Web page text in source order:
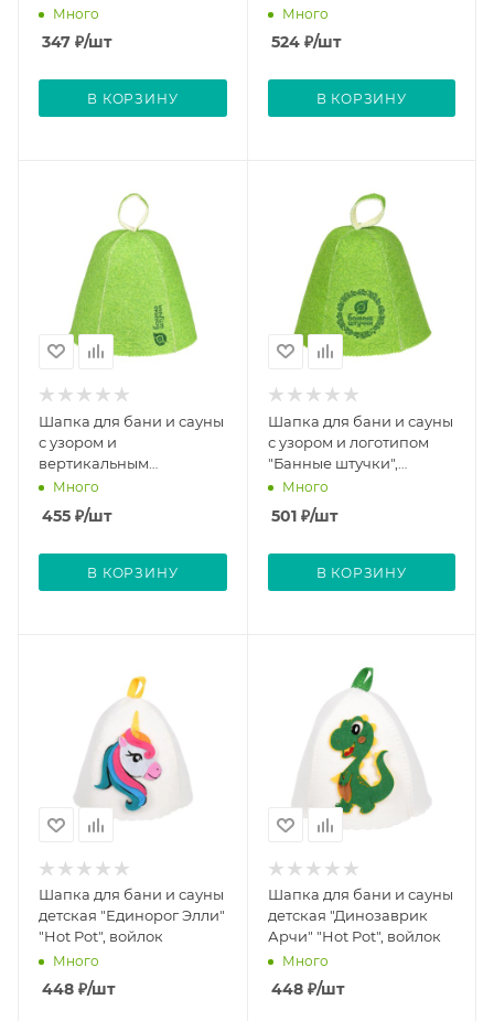
Много
347 ₽/шт
В КОРЗИНУ
шерсть
Много
524₽/шт
В КОРЗИНУ
Шапка для бани и сауны
с узором и
вертикальным
логотипом "Банные
штучки", войлок, 100%
шерсть
Много
455 ₽/шт
В КОРЗИНУ
Шапка для бани и сауны
с узором и логотипом
"Банные штучки",
войлок, 100% шерсть
Много
501₽/шт
В КОРЗИНУ
Шапка для бани и сауны
детская "Единорог Элли"
"Hot Pot", войлок
Много
448 ₽/шт
Шапка для бани и сауны
детская "Динозаврик
Арчи" "Hot Pot", войлок
Много
448₽/шт